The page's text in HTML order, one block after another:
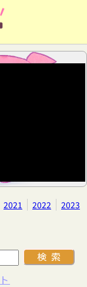
2021 2022
2023